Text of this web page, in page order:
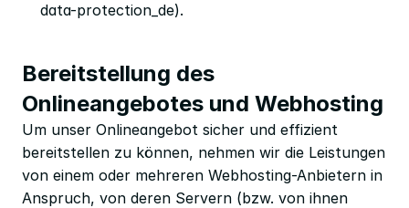
data-protection_de).
Bereitstellung des
Onlineangebotes und Webhosting
Um unser Onlineangebot sicher und effizient
bereitstellen zu können, nehmen wir die Leistungen
von einem oder mehreren Webhosting-Anbietern in
Anspruch, von deren Servern (bzw. von ihnen